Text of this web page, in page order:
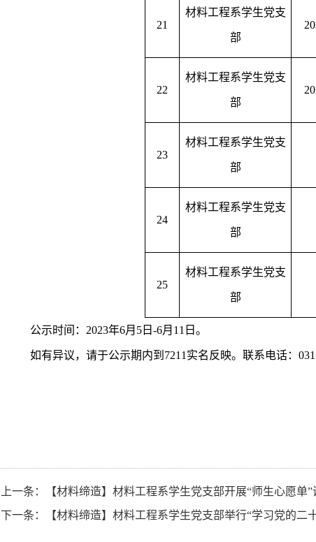
21
材料工程系学生党支
部
22
材料工程系学生党支
部
23
材料工程系学生党支
部
24
材料工程系学生党支
部
25
材料工程系学生党支
部
公示时间：2023年6月5 日-6月11日。
如有异议，请于公示期内到7211 实名反映。联系电话：
上一条：
【材料缔造】材料工程系学生党支部开展“师生心愿单
下一条：
【材料缔造】材料工程系学生党支部举行“学习党的二